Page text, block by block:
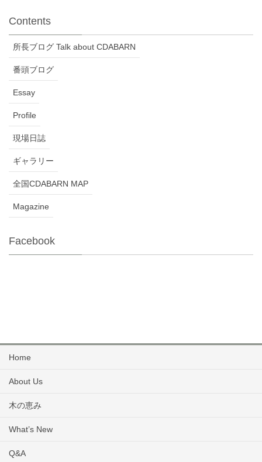
Contents
所長ブログ Talk about CDABARN
番頭ブログ
Essay
Profile
現場日誌
ギャラリー
全国CDABARN MAP
Magazine
Facebook
Home
About Us
木の恵み
What’s New
Q&A